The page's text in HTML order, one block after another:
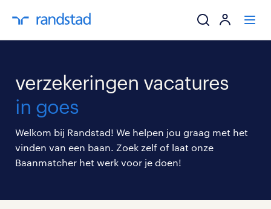
mijn carrière
over randstad
verzekeringen vacatures
in goes
Welkom bij Randstad! We helpen jou graag met het
vinden van een baan. Zoek zelf of laat onze
Baanmatcher het werk voor je doen!